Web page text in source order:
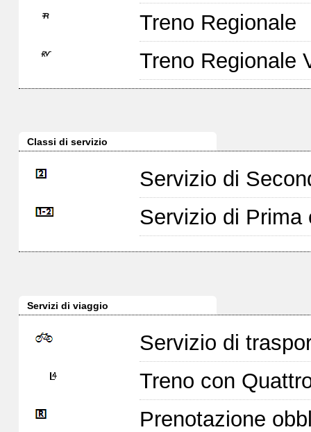
Treno Regionale
Treno Regionale
Classi di servizio
Servizio di
Servizio di Prima
Servizi di viaggio
Servizio di
Treno con
Prenotazione